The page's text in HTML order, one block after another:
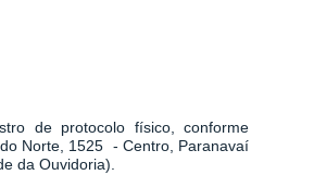
de protocolo físico, conforme
Norte, 1525 - Centro, Paranavaí
da Ouvidoria).